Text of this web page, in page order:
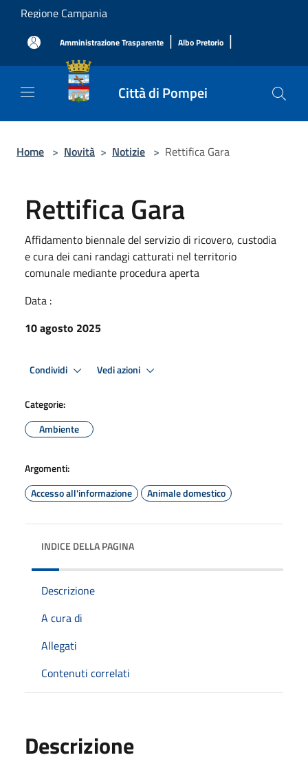
Salta al contenuto principale
Regione Campania
Amministrazione Trasparente | Albo Pretorio |
Città di Pompei
Home > Novità > Notizie > Rettifica Gara
Rettifica Gara
Affidamento biennale del servizio di ricovero, custodia
e cura dei cani randagi catturati nel territorio
comunale mediante procedura aperta
Data :
10 agosto 2025
Condividi Vedi azioni
Categorie:
Ambiente
Argomenti:
Accesso all'informazione
Animale domestico
INDICE DELLA PAGINA
Descrizione
A cura di
Allegati
Contenuti correlati
Descrizione